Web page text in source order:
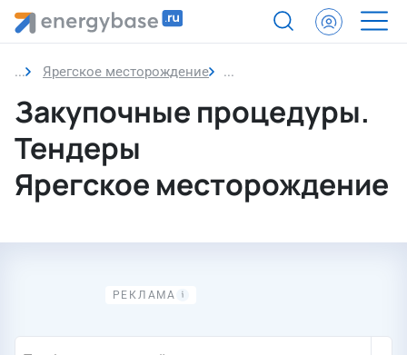
Ярегское месторождение Закупочные процедуры.
Закупочные процедуры.
Тендеры
Ярегское месторождение